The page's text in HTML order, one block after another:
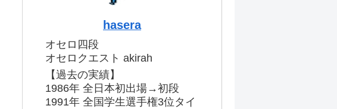
hasera
オセロ四段
オセロクエスト akirah
【過去の実績】
1986年 全日本初出場→初段
1991年 全国学生選手権3位タイ